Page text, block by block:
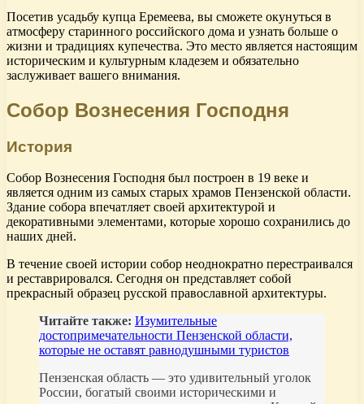
Посетив усадьбу купца Еремеева, вы сможете окунуться в
атмосферу старинного российского дома и узнать больше о
жизни и традициях купечества. Это место является настоящим
историческим и культурным кладезем и обязательно
заслуживает вашего внимания.
Собор Вознесения Господня
История
Собор Вознесения Господня был построен в 19 веке и
является одним из самых старых храмов Пензенской области.
Здание собора впечатляет своей архитектурой и
декоративными элементами, которые хорошо сохранились до
наших дней.
В течение своей истории собор неоднократно перестраивался
и реставрировался. Сегодня он представляет собой
прекрасный образец русской православной архитектуры.
Читайте также: Изумительные
достопримечательности Пензенской области,
которые не оставят равнодушными туристов
Пензенская область — это удивительный уголок
России, богатый своими историческими и